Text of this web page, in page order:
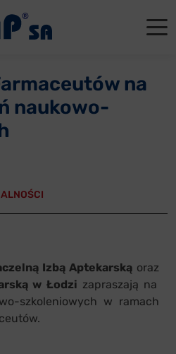
na
naukowo-
Izbą Aptekarskąoraz
w Łodzi zapraszają na
szkoleniowych w ramach
Władze
Dla
Dla
Gdańsk